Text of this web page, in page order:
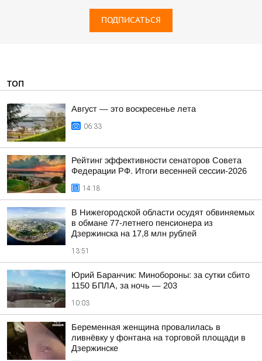
ПОДПИСАТЬСЯ
ТОП
Август — это воскресенье лета
06:33
Рейтинг эффективности сенаторов Совета
Федерации РФ. Итоги весенней сессии-2026
14:18
В Нижегородской области осудят обвиняемых
в обмане 77-летнего пенсионера из
Дзержинска на 17,8 млн рублей
13:51
Юрий Баранчик: Минобороны: за сутки сбито
1150 БПЛА, за ночь — 203
10:03
Беременная женщина провалилась в
ливнёвку у фонтана на торговой площади в
Дзержинске